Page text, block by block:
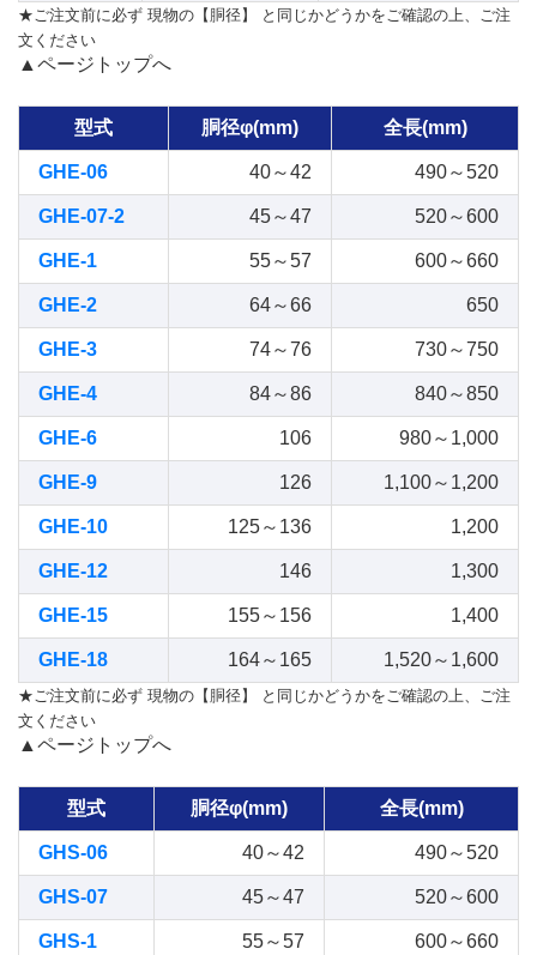
★ご注文前に必ず 現物の【胴径】 と同じかどうかをご確認の上、ご注
文ください
▲ページトップへ
型式 胴径φ(mm) 全長(mm)
GHE-06 40～42 490～520
GHE-07-2 45～47 520～600
GHE-1 55～57 600～660
GHE-2 64～66 650
GHE-3 74～76 730～750
GHE-4 84～86 840～850
GHE-6 106 980～1,000
GHE-9 126 1,100～1,200
GHE-10 125～136 1,200
GHE-12 146 1,300
GHE-15 155～156 1,400
GHE-18 164～165 1,520～1,600
★ご注文前に必ず 現物の【胴径】 と同じかどうかをご確認の上、ご注
文ください
▲ページトップへ
型式 胴径φ(mm) 全長(mm)
GHS-06 40～42 490～520
GHS-07 45～47 520～600
GHS-1 55～57 600～660